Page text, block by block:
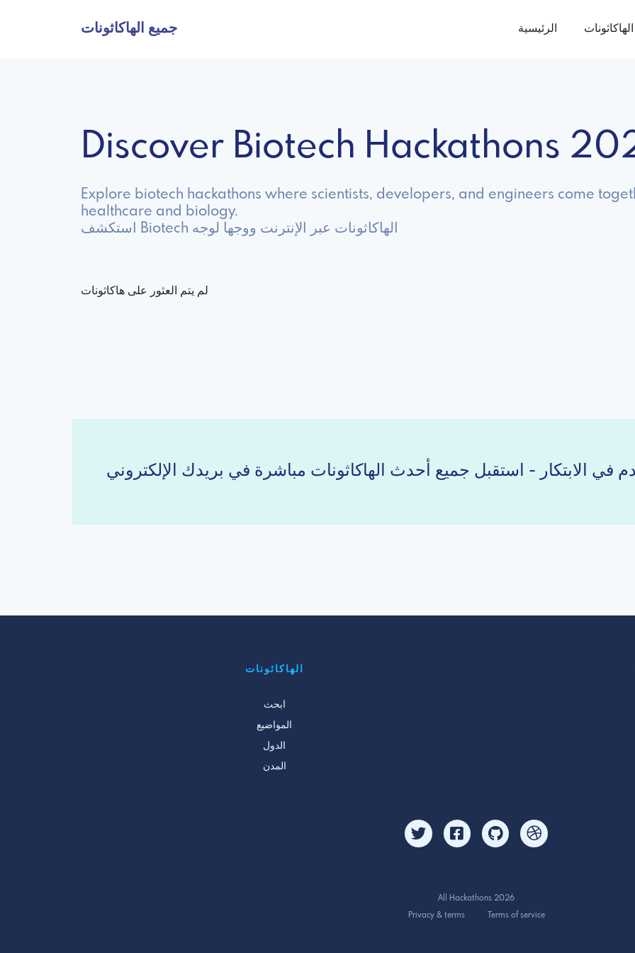
جميع الهاكاثونات الرئيسية الهاكاثونات
Discover Biotech Hackathons
Explore biotech hackathons where scientists, developers, and engineers come
healthcare and biology.
استكشف Biotech الهاكاثونات عبر الإنترنت ووجها لوجه
لم يتم العثور على هاكاثونات
الهاكاثونات
ابحث
المواضيع
الدول
المدن
All Hackathons 2026
Privacy & terms
Terms of service